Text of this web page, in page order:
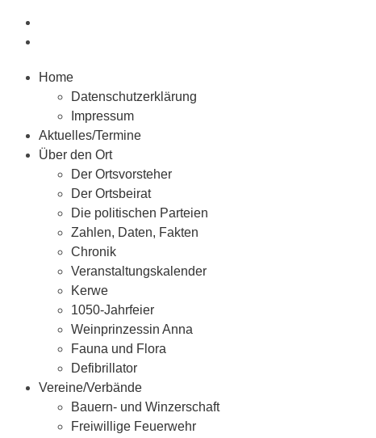
Home
Datenschutzerklärung
Impressum
Aktuelles/Termine
Über den Ort
Der Ortsvorsteher
Der Ortsbeirat
Die politischen Parteien
Zahlen, Daten, Fakten
Chronik
Veranstaltungskalender
Kerwe
1050-Jahrfeier
Weinprinzessin Anna
Fauna und Flora
Defibrillator
Vereine/Verbände
Bauern- und Winzerschaft
Freiwillige Feuerwehr